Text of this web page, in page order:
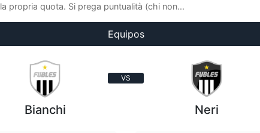
la propria quota. Si prega puntualità (chi non...
Equipos
VS
Bianchi Neri